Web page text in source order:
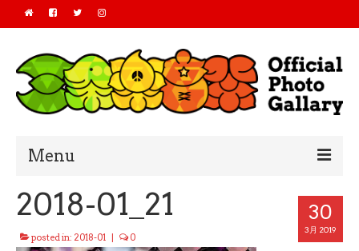
Menu
Home
2019
30
3月 2019
2018-01_21
posted in: 2018-01 0